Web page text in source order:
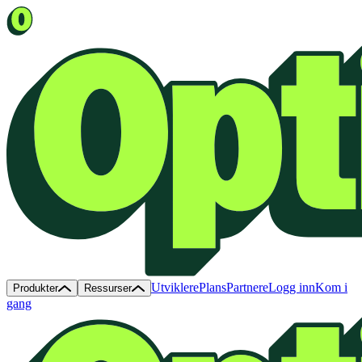
Produkter Ressurser UtviklerePlansPartnereLogg innKom i
gang